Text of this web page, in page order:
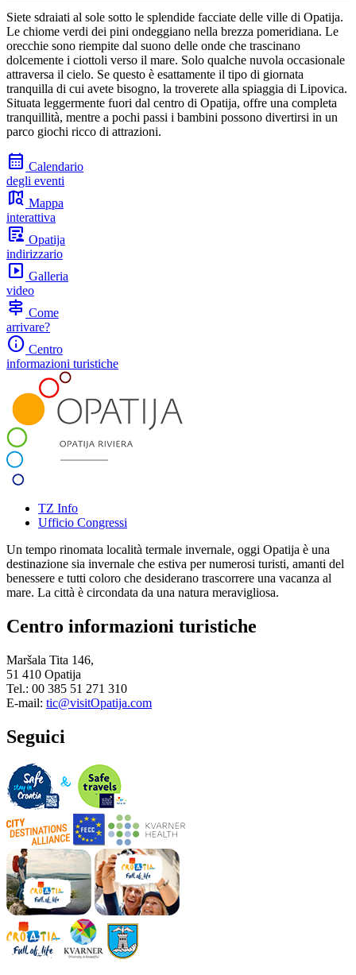
Siete sdraiati al sole sotto le splendide facciate delle ville di Opatija.
Le chiome verdi dei pini ondeggiano nella brezza pomeridiana. Le
orecchie sono riempite dal suono delle onde che trascinano
dolcemente i ciottoli verso il mare. Solo qualche nuvola occasionale
attraversa il cielo. Se questo è esattamente il tipo di giornata
tranquilla di cui avete bisogno, la troverete alla spiaggia di Lipovica.
Situata leggermente fuori dal centro di Opatija, offre una completa
tranquillità, mentre a pochi passi i bambini possono divertirsi in un
parco giochi ricco di attrazioni.
calendar_month Calendario
degli eventi
map_search Mappa
interattiva
article_person Opatija
indirizzario
slideshow Galleria
video
signpost Come
arrivare?
info Centro
informazioni turistiche
TZ Info
Ufficio Congressi
Un tempo rinomata località termale invernale, oggi Opatija è una
destinazione sia invernale che estiva per numerosi turisti, amanti del
benessere e tutti coloro che desiderano trascorrere una vacanza al
mare. La città è circondata da una natura meravigliosa.
Centro informazioni turistiche
Maršala Tita 146,
51 410 Opatija
Tel.: 00 385 51 271 310
E-mail: tic@visitOpatija.com
Seguici